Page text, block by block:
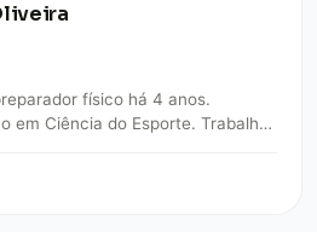
físico há 4 anos.
em Ciência do Esporte. Trabalho